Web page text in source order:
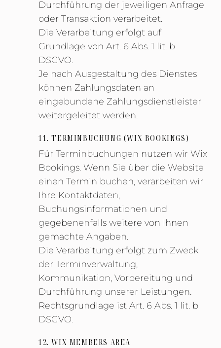
Durchführung der jeweiligen Anfrage
oder Transaktion verarbeitet.
Die Verarbeitung erfolgt auf
Grundlage von Art. 6 Abs. 1 lit. b
DSGVO.
Je nach Ausgestaltung des Dienstes
können Zahlungsdaten an
eingebundene Zahlungsdienstleister
weitergeleitet werden.
11. TERMINBUCHUNG (WIX BOOKINGS)
Für Terminbuchungen nutzen wir Wix
Bookings. Wenn Sie über die Website
einen Termin buchen, verarbeiten wir
Ihre Kontaktdaten,
Buchungsinformationen und
gegebenenfalls weitere von Ihnen
gemachte Angaben.
Die Verarbeitung erfolgt zum Zweck
der Terminverwaltung,
Kommunikation, Vorbereitung und
Durchführung unserer Leistungen.
Rechtsgrundlage ist Art. 6 Abs. 1 lit. b
DSGVO.
12. WIX MEMBERS AREA